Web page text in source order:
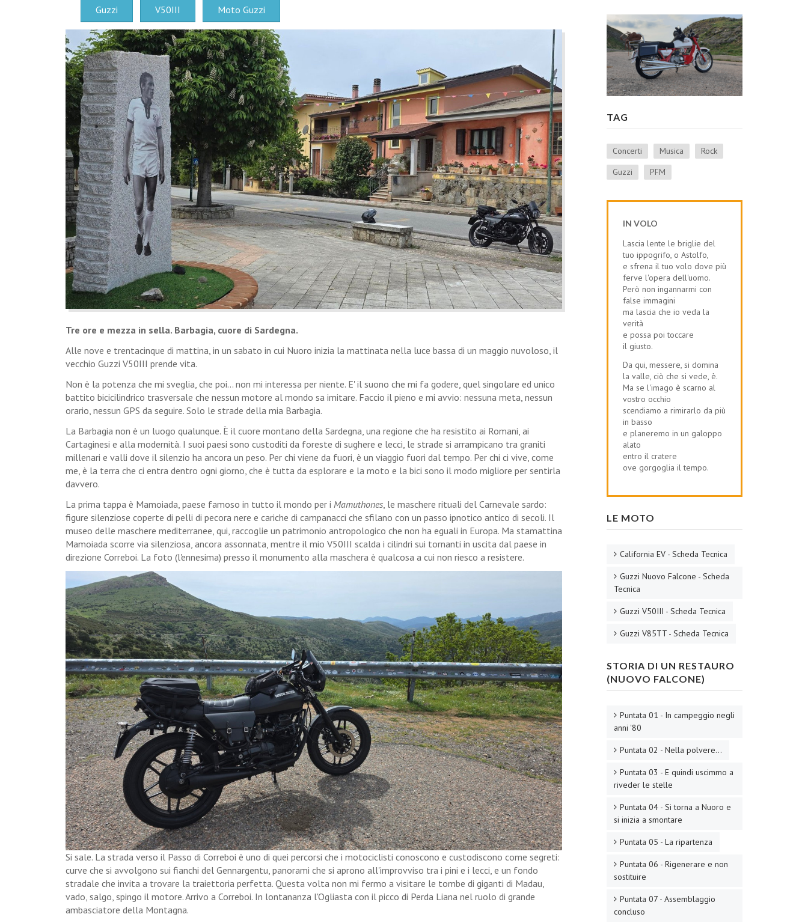
Guzzi V50III Moto Guzzi
Tre ore e mezza in sella. Barbagia, cuore di Sardegna.
Alle nove e trentacinque di mattina, in un sabato in cui Nuoro inizia la mattinata nella luce bassa di un maggio nuvoloso, il
vecchio Guzzi V50III prende vita.
Non è la potenza che mi sveglia, che poi... non mi interessa per niente. E' il suono che mi fa godere, quel singolare ed unico
battito bicicilindrico trasversale che nessun motore al mondo sa imitare. Faccio il pieno e mi avvio: nessuna meta, nessun
orario, nessun GPS da seguire. Solo le strade della mia Barbagia.
La Barbagia non è un luogo qualunque. È il cuore montano della Sardegna, una regione che ha resistito ai Romani, ai
Cartaginesi e alla modernità. I suoi paesi sono custoditi da foreste di sughere e lecci, le strade si arrampicano tra graniti
millenari e valli dove il silenzio ha ancora un peso. Per chi viene da fuori, è un viaggio fuori dal tempo. Per chi ci vive, come
me, è la terra che ci entra dentro ogni giorno, che è tutta da esplorare e la moto e la bici sono il modo migliore per sentirla
davvero.
La prima tappa è Mamoiada, paese famoso in tutto il mondo per i Mamuthones , le maschere rituali del Carnevale sardo:
figure silenziose coperte di pelli di pecora nere e cariche di campanacci che sfilano con un passo ipnotico antico di secoli. Il
museo delle maschere mediterranee, qui, raccoglie un patrimonio antropologico che non ha eguali in Europa. Ma stamattina
Mamoiada scorre via silenziosa, ancora assonnata, mentre il mio V50III scalda i cilindri sui tornanti in uscita dal paese in
direzione Correboi. La foto (l'ennesima) presso il monumento alla maschera è qualcosa a cui non riesco a resistere.
Si sale. La strada verso il Passo di Correboi è uno di quei percorsi che i motociclisti conoscono e custodiscono come segreti:
curve che si avvolgono sui fianchi del Gennargentu, panorami che si aprono all'improvviso tra i pini e i lecci, e un fondo
stradale che invita a trovare la traiettoria perfetta. Questa volta non mi fermo a visitare le tombe di giganti di Madau,
vado, salgo, spingo il motore. Arrivo a Correboi. In lontananza l'Ogliasta con il picco di Perda Liana nel ruolo di grande
ambasciatore della Montagna.
TAG
Concerti Musica
Rock
Guzzi
PFM
IN VOLO
Lascia lente le briglie del
tuo ippogrifo, o Astolfo,
e sfrena il tuo volo dove più
ferve l'opera dell'uomo.
Però non ingannarmi con
false immagini
ma lascia che io veda la
verità
e possa poi toccare
il giusto.
Da qui, messere, si domina
la valle, ciò che si vede, è.
Ma se l'imago è scarno al
vostro occhio
scendiamo a rimirarlo da più
in basso
e planeremo in un galoppo
alato
entro il cratere
ove gorgoglia il tempo.
LE MOTO
California EV - Scheda Tecnica
Guzzi Nuovo Falcone - Scheda
Tecnica
Guzzi V50III - Scheda Tecnica
Guzzi V85TT - Scheda Tecnica
STORIA DI UN RESTAURO
(NUOVO FALCONE)
Puntata 01 - In campeggio negli
anni '80
Puntata 02 - Nella polvere...
Puntata 03 - E quindi uscimmo a
riveder le stelle
Puntata 04 - Si torna a Nuoro e
si inizia a smontare
Puntata 05 - La ripartenza
Puntata 06 - Rigenerare e non
sostituire
Puntata 07 - Assemblaggio
concluso